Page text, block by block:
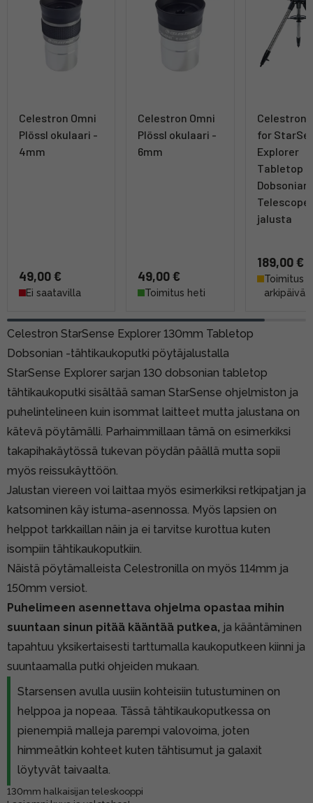
Celestron Omni
Plössl okulaari -
4mm
49,00 €
Ei saatavilla
Celestron Omni
Plössl okulaari -
6mm
49,00 €
Toimitus heti
Celestron
for
Explorer
Tabletop
Dobsonian
Telescope
jalusta
189,00 €
Toimitus
arkipäivää
Celestron StarSense Explorer 130mm Tabletop
Dobsonian -tähtikaukoputki pöytäjalustalla
StarSense Explorer sarjan 130 dobsonian tabletop
tähtikaukoputki sisältää saman StarSense ohjelmiston ja
puhelintelineen kuin isommat laitteet mutta jalustana on
kätevä pöytämälli. Parhaimmillaan tämä on esimerkiksi
takapihakäytössä tukevan pöydän päällä mutta sopii
myös reissukäyttöön.
Jalustan viereen voi laittaa myös esimerkiksi retkipatjan ja
katsominen käy istuma-asennossa. Myös lapsien on
helppot tarkkaillan näin ja ei tarvitse kurottua kuten
isompiin tähtikaukoputkiin.
Näistä pöytämalleista Celestronilla on myös 114mm ja
150mm versiot.
Puhelimeen asennettava ohjelma opastaa mihin
suuntaan sinun pitää kääntää putkea, ja kääntäminen
tapahtuu yksikertaisesti tarttumalla kaukoputkeen kiinni ja
suuntaamalla putki ohjeiden mukaan.
Starsensen avulla uusiin kohteisiin tutustuminen on
helppoa ja nopeaa. Tässä tähtikaukoputkessa on
pienempiä malleja parempi valovoima, joten
himmeätkin kohteet kuten tähtisumut ja galaxit
löytyvät taivaalta.
130mm halkaisijan teleskooppi